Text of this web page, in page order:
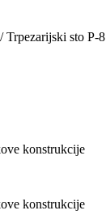
/ Trpezarijski sto P-8
konstrukcije
konstrukcije